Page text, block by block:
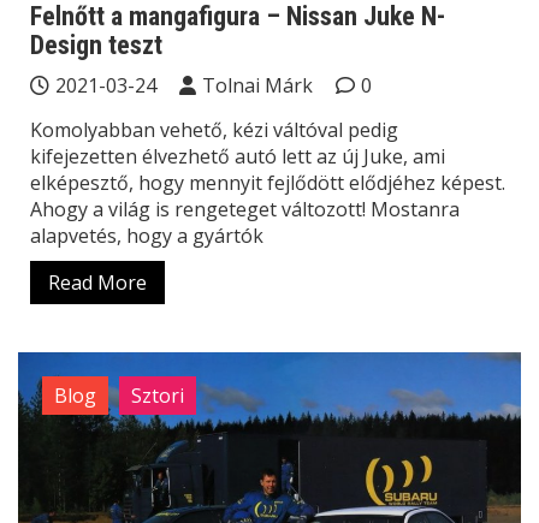
Felnőtt a mangafigura – Nissan Juke N-
Design teszt
2021-03-24 Tolnai Márk
0
Komolyabban vehető, kézi váltóval pedig
kifejezetten élvezhető autó lett az új Juke, ami
elképesztő, hogy mennyit fejlődött elődjéhez képest.
Ahogy a világ is rengeteget változott! Mostanra
alapvetés, hogy a gyártók
Read More
Blog Sztori